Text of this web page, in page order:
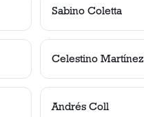
Sabino Coletta
Celestino Martínez
Andrés Coll